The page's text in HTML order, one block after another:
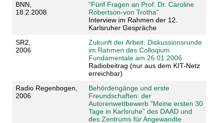
BNN,
18.2.2008
"Fünf Fragen an Prof. Dr. Caroline
Robertson-von Trotha"
Interview im Rahmen der 12.
Karlsruher Gespräche
SR2,
2006
Zukunft der Arbeit: Diskussionsrunde
im Rahmen des Colloqium
Fundamentale am 26.01.2006
Radiobeitrag (nur aus dem KIT-Netz
erreichbar)
Radio Regenbogen,
2006
Behördengänge und erste
Freundschaften: der
Autorenwettbewerb "Meine ersten 30
Tage in Karlsruhe" des DAAD und
des Zentrums für Angewandte